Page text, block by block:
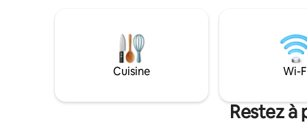
1907. Il
Cuisine Wi-
Restez